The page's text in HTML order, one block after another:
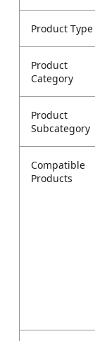
Product Type
Product
Category
Product
Subcategory
Compatible
Products